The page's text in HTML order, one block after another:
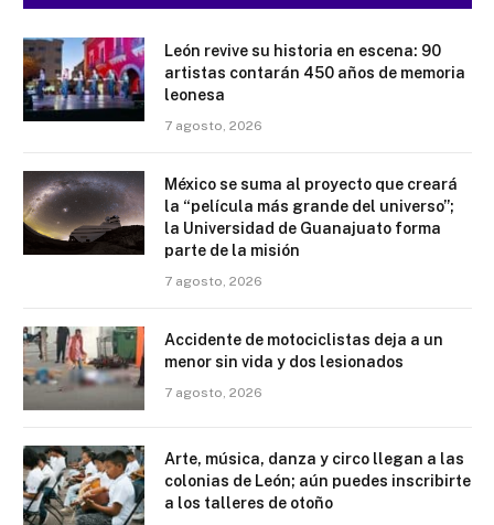
León revive su historia en escena: 90
artistas contarán 450 años de memoria
leonesa
7 agosto, 2026
México se suma al proyecto que creará
la “película más grande del universo”;
la Universidad de Guanajuato forma
parte de la misión
7 agosto, 2026
Accidente de motociclistas deja a un
menor sin vida y dos lesionados
7 agosto, 2026
Arte, música, danza y circo llegan a las
colonias de León; aún puedes inscribirte
a los talleres de otoño